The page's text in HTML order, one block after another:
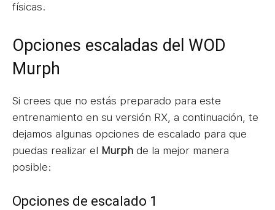
físicas.
Opciones escaladas del WOD
Murph
Si crees que no estás preparado para este
entrenamiento en su versión RX, a continuación, te
dejamos algunas opciones de escalado para que
puedas realizar el Murph de la mejor manera
posible:
Opciones de escalado 1